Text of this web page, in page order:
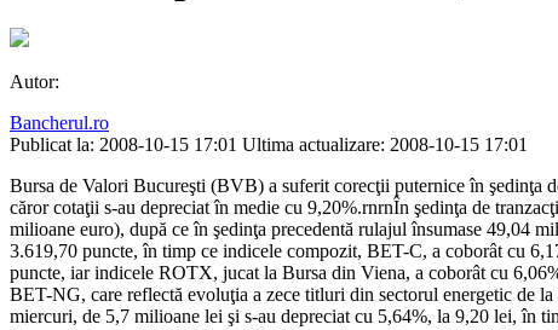
Autor:
Bancherul.ro
Publicat la: 2008-10-15 17:01 Ultima actualizare: 2008-10-15 17:01
Bursa de Valori Bucureşti (BVB) a suferit corecţii puternice în şedinţa
căror cotaţii s-au depreciat în medie cu 9,20%.rnrnÎn şedinţa de
milioane euro), după ce în şedinţa precedentă rulajul însumase 49,04
3.619,70 puncte, în timp ce indicele compozit, BET-C, a coborât cu
puncte, iar indicele ROTX, jucat la Bursa din Viena, a coborât cu
BET-NG, care reflectă evoluţia a zece titluri din sectorul energetic de
miercuri, de 5,7 milioane lei şi s-au depreciat cu 5,64%, la 9,20 lei, în